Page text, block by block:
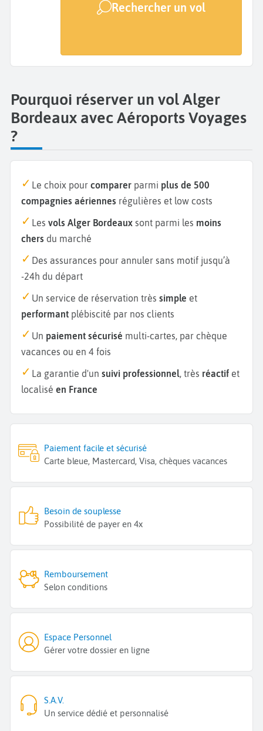
Rechercher un vol
Pourquoi réserver un vol Alger
Bordeaux avec Aéroports Voyages
?
Le choix pour comparer parmi plus de 500
compagnies aériennes régulières et low costs
Les vols Alger Bordeaux sont parmi les moins
chers du marché
Des assurances pour annuler sans motif jusqu’à
-24h du départ
Un service de réservation très simple et
performant plébiscité par nos clients
Un paiement sécurisé multi-cartes, par chèque
vacances ou en 4 fois
La garantie d'un suivi professionnel, très réactif et
localisé en France
Paiement facile et sécurisé
Carte bleue, Mastercard, Visa, chèques vacances
Besoin de souplesse
Possibilité de payer en 4x
Remboursement
Selon conditions
Espace Personnel
Gérer votre dossier en ligne
S.A.V.
Un service dédié et personnalisé